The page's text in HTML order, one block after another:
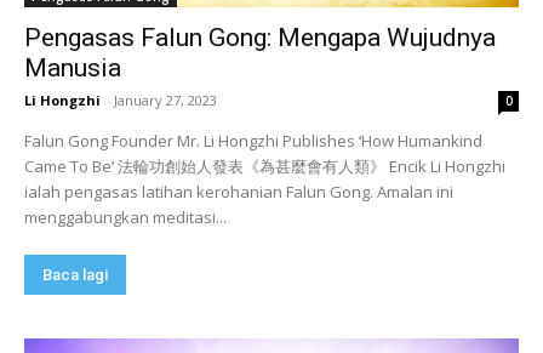
Pengasas Falun Gong: Mengapa Wujudnya
Manusia
Li Hongzhi - January 27, 2023 0
Falun Gong Founder Mr. Li Hongzhi Publishes ‘How Humankind
Came To Be’ 法輪功創始人發表《為甚麼會有人類》 Encik Li Hongzhi
ialah pengasas latihan kerohanian Falun Gong. Amalan ini
menggabungkan meditasi...
Baca lagi